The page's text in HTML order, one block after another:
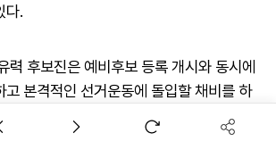
다.
력 후보진은 예비후보 등록 개시와 동시에
고 본격적인 선거운동에 돌입할 채비를 하